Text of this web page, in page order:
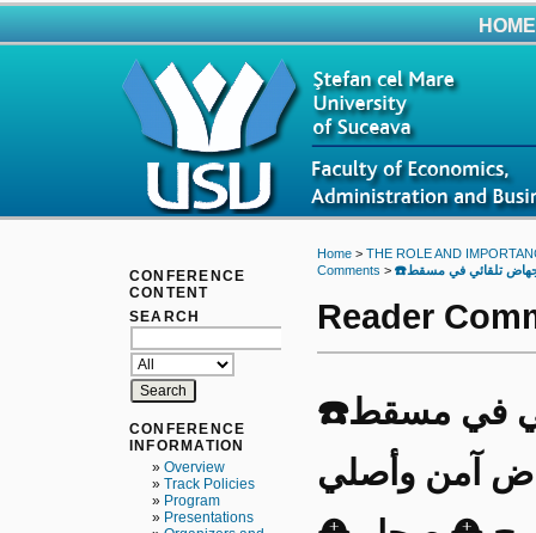
CONFERENCE
CONTENT
SEARCH
CONFERENCE
INFORMATION
» Overview
» Track Policies
» Program
» Presentations
HOME
Home> THE ROLE AND
Comments >
Reader
☎️احصل على طقم إجهاض تلقائي في مسقط
إجهاض آمن وأصلي